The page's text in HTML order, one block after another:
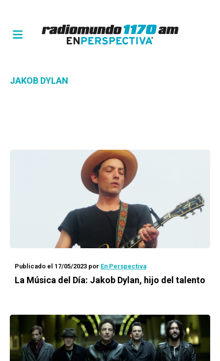
JAKOB DYLAN
Publicado el 17/05/2023 por En Perspectiva
La Música del Día: Jakob Dylan, hijo del talento